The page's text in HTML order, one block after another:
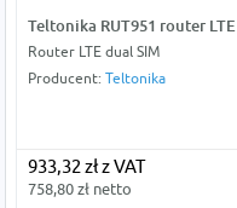
Teltonika RUT951 router
Router LTE dual SIM
Producent: Teltonika
933,32 zł z VAT
758,80 zł netto